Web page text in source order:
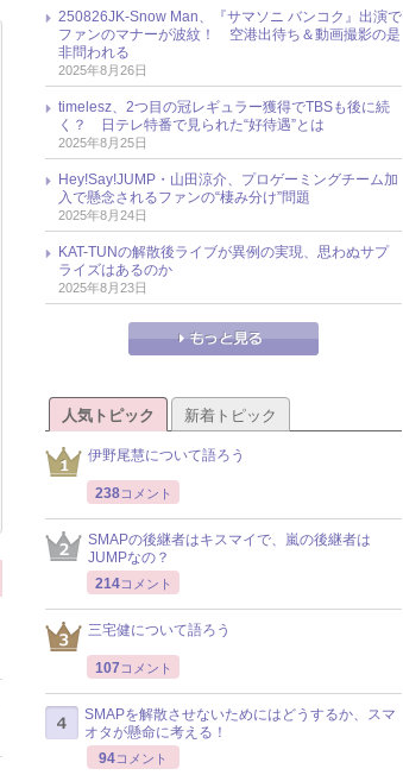
250826JK-Snow Man、『サマソニ バンコク』出演で
ファンのマナーが波紋！ 空港出待ち＆動画撮影の是
非問われる
2025年8月26日
timelesz、2つ目の冠レギュラー獲得でTBSも後に続
く？ 日テレ特番で見られた“好待遇”とは
2025年8月25日
Hey!Say!JUMP・山田涼介、プロゲーミングチーム加
入で懸念されるファンの“棲み分け”問題
2025年8月24日
KAT-TUNの解散後ライブが異例の実現、思わぬサプ
ライズはあるのか
2025年8月23日
人気トピック 新着トピック
伊野尾慧について語ろう
238コメント
SMAPの後継者はキスマイで、嵐の後継者は
JUMPなの？
214コメント
三宅健について語ろう
107 コメント
SMAPを解散させないためにはどうするか、スマ
オタが懸命に考える！
94コメント